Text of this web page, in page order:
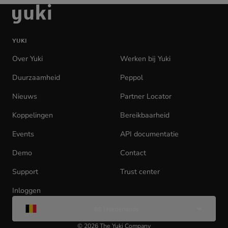
Ga
naar
homepage
YUKI
Over Yuki Werken bij Yuki
Duurzaamheid
Peppol
Nieuws
Partner Locator
Koppelingen
Bereikbaarheid
Events
API documentatie
Demo
Contact
Support
Trust center
Inloggen
tab)
© 2026The Yuki Company